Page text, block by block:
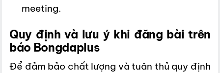
meeting.
Quy định và lưu ý khi đăng bài trên
báo Bongdaplus
Để đảm bảo chất lượng và tuân thủ quy định